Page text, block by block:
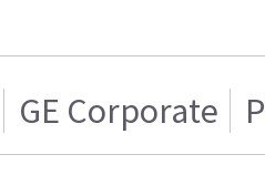
GE Corporate